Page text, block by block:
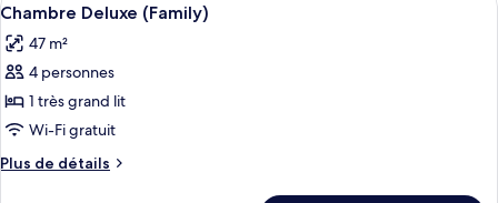
1
très
grand
lit
de
Chambre
Deluxe,
très
grand
toutes
les
photos
pour
ce
type
de
6
Chambre Deluxe (Family)
47 m²
4 personnes
1 très grand lit
Wi-Fi gratuit
Plus de détails
Plus